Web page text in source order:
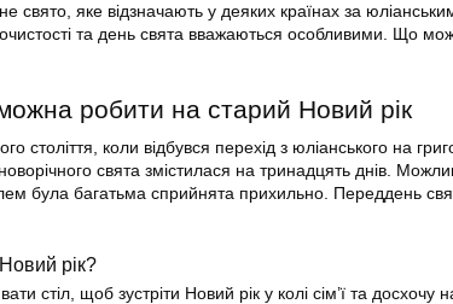
свято, яке відзначають у деяких країнах за
та день свята вважаються особливими. Що
робити на старий Новий рік
століття, коли відбувся перехід з юліанського на
свята змістилася на тринадцять днів.
була багатьма сприйнята прихильно. Переддень
рік?
стіл, щоб зустріти Новий рік у колі сім’ї та досхочу